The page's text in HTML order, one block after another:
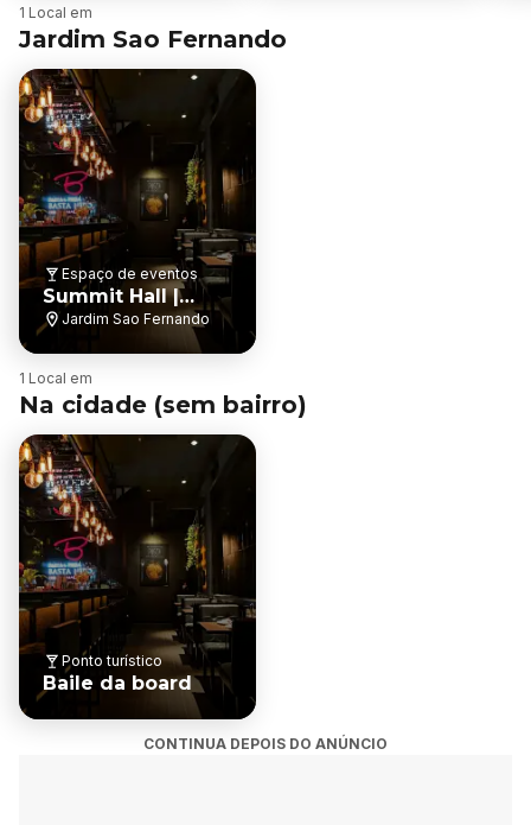
B
a
i
r
r
o
1 Local em
Jardim Sao Fernando
Espaço de eventos
Summit Hall |
Espaço para
eventos Pouso
Alegre
Jardim Sao Fernando
B
a
i
r
r
o
1 Local em
Na cidade (sem bairro)
Ponto turístico
Baile da board
CONTINUA DEPOIS DO ANÚNCIO